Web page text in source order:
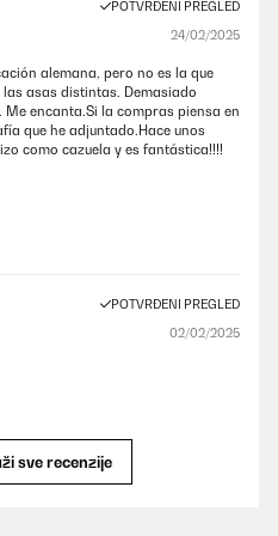
POTVRĐENI PREGLED
24/02/2025
alemana, pero no es la que
las asas distintas. Demasiado
Me encanta.Si la compras piensa en
que he adjuntado.Hace unos
como cazuela y es fantástica!!!!
POTVRĐENI PREGLED
02/02/2025
sve recenzije